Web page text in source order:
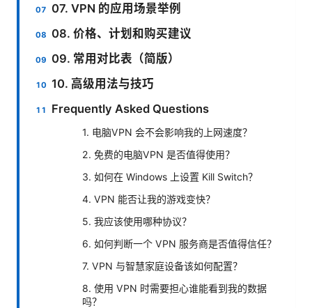
07. VPN 的应用场景举例
08. 价格、计划和购买建议
09. 常用对比表（简版）
10. 高级用法与技巧
Frequently Asked Questions
1. 电脑VPN 会不会影响我的上网速度？
2. 免费的电脑VPN 是否值得使用？
3. 如何在 Windows 上设置 Kill Switch？
4. VPN 能否让我的游戏变快？
5. 我应该使用哪种协议？
6. 如何判断一个 VPN 服务商是否值得信任？
7. VPN 与智慧家庭设备该如何配置？
8. 使用 VPN 时需要担心谁能看到我的数据
吗？